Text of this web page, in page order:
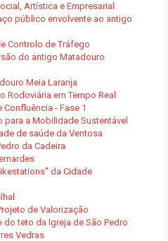
Artística e Empresarial
público envolvente ao antigo
Controlo de Tráfego
do antigo Matadouro
Meia Laranja
Rodoviária em Tempo Real
Confluência - Fase 1
para a Mobilidade Sustentável
de saúde da Ventosa
da Cadeira
da Cidade
de Valorização
do teto da Igreja de São Pedro
Vedras